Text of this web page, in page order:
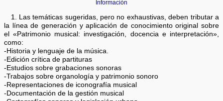
Información
1. Las temáticas sugeridas, pero no exhaustivas, deben tributar a
la línea de generación y aplicación de conocimiento original sobre
el «Patrimonio musical: investigación, docencia e interpretación»,
como:
-Historia y lenguaje de la música.
-Edición crítica de partituras
-Estudios sobre grabaciones sonoras
-Trabajos sobre organología y patrimonio sonoro
-Representaciones de iconografía musical
-Documentación de la gestión musical